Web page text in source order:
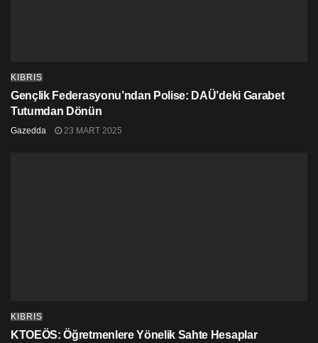
KIBRIS
Gençlik Federasyonu’ndan Polise: DAÜ’deki Garabet
Tutumdan Dönün
Gazedda 23 MART 2025
KIBRIS
KTOEÖS: Öğretmenlere Yönelik Sahte Hesaplar